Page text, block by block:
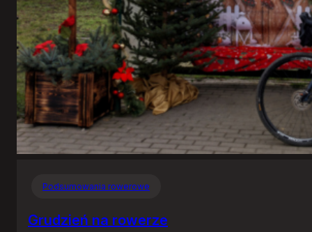
Podsumowania rowerowe
Grudzień na rowerze